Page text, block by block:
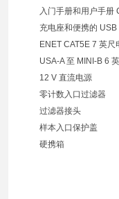
入门手册和用户手册
充电座和便携的
ENET CAT5E 7 英尺
USA-A 至 MINI-B 6
12 V 直流电源
零计数入口过滤器
过滤器接头
样本入口保护盖
硬携箱